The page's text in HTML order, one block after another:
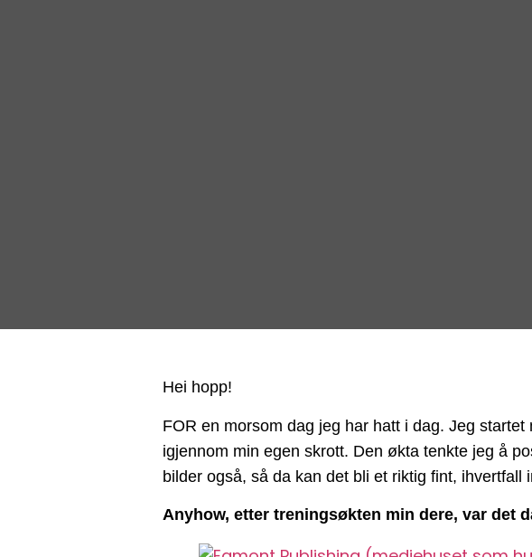
Hei hopp!
FOR en morsom dag jeg har hatt i dag. Jeg
igjennom min egen skrott. Den økta tenkte jeg å
bilder også, så da kan det bli et riktig fint, ihvertfall
Anyhow, etter treningsøkten min dere, var det